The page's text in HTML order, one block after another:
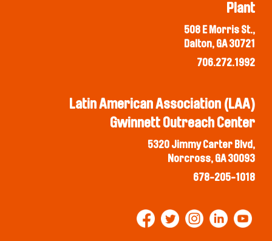
Plant
508 E Morris St.,
Dalton, GA 30721
706.272.1992
Latin American Association (LAA)
Gwinnett Outreach Center
5320 Jimmy Carter Blvd,
Norcross, GA 30093
678-205-1018